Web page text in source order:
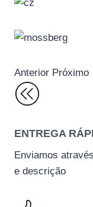
Anterior Próximo
ENTREGA
Enviamos
e descrição